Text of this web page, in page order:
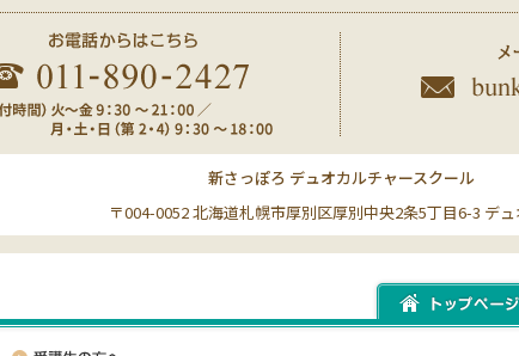
新さっぽろ デュオカルチャースクール
〒004-0052 北海道札幌市厚別区厚別中央2条5丁目6-3 デ